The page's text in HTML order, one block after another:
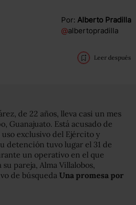
Por: Alberto Pradilla
@albertopradilla
Leer después
de 22 años, lleva casi un mes
Guanajuato. Está acusado de
exclusivo del Ejército y
detención tuvo lugar el 31 de
un operativo en el que
pareja, Alma Villalobos,
de búsqueda Una promesa por